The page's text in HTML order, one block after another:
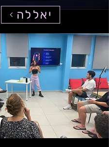
יאללה